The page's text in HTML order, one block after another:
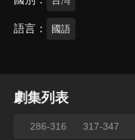
語言 國語
劇集列表
286-316 317-347